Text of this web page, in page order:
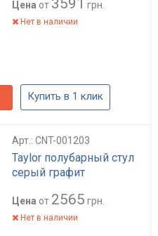
Цена от грн.
Нет в наличии
Купить в 1 клик
Арт.: CNT-001203
Taylor полубарный стул
серый графит
Цена от 2565 грн.
Нет в наличии